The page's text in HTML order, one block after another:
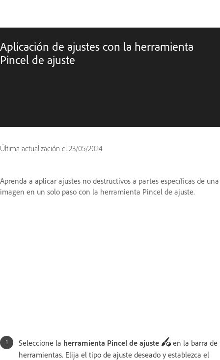
Aplicación de ajustes con la herramienta
Pincel de ajuste
Última actualización el 23/05/2024
Aprenda a aplicar ajustes no destructivos a partes específicas de una
imagen en un solo paso con la herramienta Pincel de ajuste.
Seleccione la herramienta Pincel de ajuste
en la barra de
herramientas. Elija el tipo de ajuste deseado y establezca el